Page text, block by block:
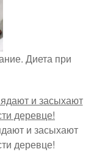
Диета при
и засыхают
деревце!